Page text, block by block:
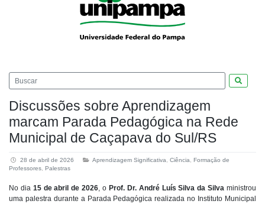
Discussões sobre Aprendizagem
marcam Parada Pedagógica na Rede
Municipal de Caçapava do Sul/RS
28 de abril de 2026 Aprendizagem Significativa, Ciência, Formação de
Professores, Palestras
No dia 15 de abril de 2026, o Prof. Dr. André Luís Silva da Silva ministrou
uma palestra durante a Parada Pedagógica realizada no Instituto Municipal